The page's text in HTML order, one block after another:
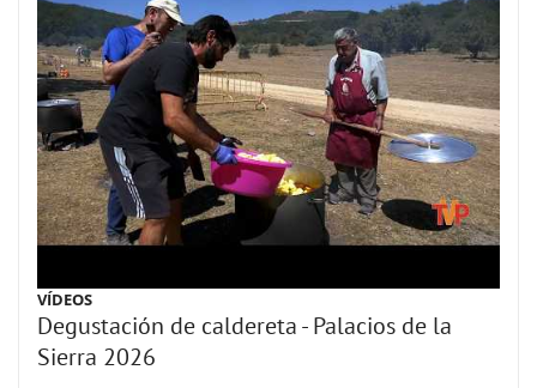
VÍDEOS
Degustación de caldereta - Palacios de la
Sierra 2026